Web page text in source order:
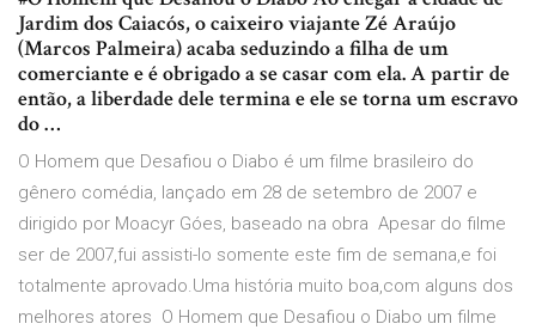
Jardim dos Caiacós, o caixeiro viajante Zé Araújo
(Marcos Palmeira) acaba seduzindo a filha de um
comerciante e é obrigado a se casar com ela. A partir de
então, a liberdade dele termina e ele se torna um escravo
do …
O Homem que Desafiou o Diabo é um filme brasileiro do
gênero comédia, lançado em 28 de setembro de 2007 e
dirigido por Moacyr Góes, baseado na obra Apesar do filme
ser de 2007,fui assisti-lo somente este fim de semana,e foi
totalmente aprovado.Uma história muito boa,com alguns dos
melhores atores O Homem que Desafiou o Diabo um filme